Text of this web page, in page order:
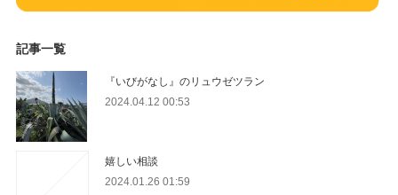
記事一覧
『いびがなし』のリュウゼツラン
2024.04.12 00:53
嬉しい相談
2024.01.26 01:59